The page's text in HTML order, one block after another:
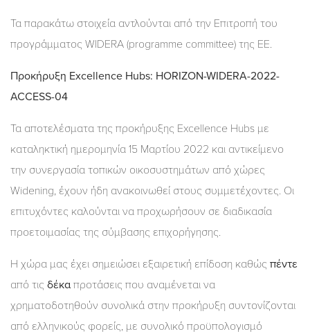
Τα παρακάτω στοιχεία αντλούνται από την Επιτροπή του
προγράμματος WIDERA (programme committee) της ΕΕ.
Προκήρυξη Excellence Hubs: HORIZON-WIDERA-2022-
ACCESS-04
Τα αποτελέσματα της προκήρυξης Excellence Hubs με
καταληκτική ημερομηνία 15 Μαρτίου 2022 και αντικείμενο
την συνεργασία τοπικών οικοσυστημάτων από χώρες
Widening, έχουν ήδη ανακοινωθεί στους συμμετέχοντες. Οι
επιτυχόντες καλούνται να προχωρήσουν σε διαδικασία
προετοιμασίας της σύμβασης επιχορήγησης.
Η χώρα μας έχει σημειώσει εξαιρετική επίδοση καθώς πέντε
από τις δέκα προτάσεις που αναμένεται να
χρηματοδοτηθούν συνολικά στην προκήρυξη συντονίζονται
από ελληνικούς φορείς, με συνολικό προϋπολογισμό